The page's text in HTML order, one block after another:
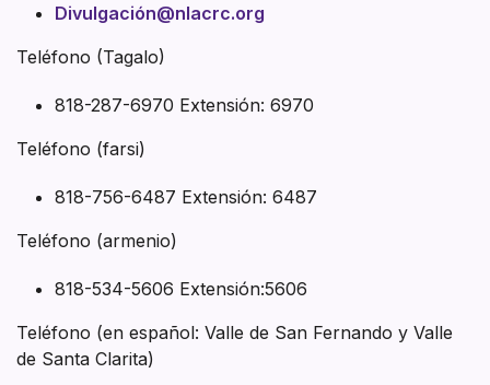
Divulgación@nlacrc.org
Teléfono (Tagalo)
818-287-6970 Extensión: 6970
Teléfono (farsi)
818-756-6487 Extensión: 6487
Teléfono (armenio)
818-534-5606 Extensión:5606
Teléfono (en español: Valle de San Fernando y Valle
de Santa Clarita)